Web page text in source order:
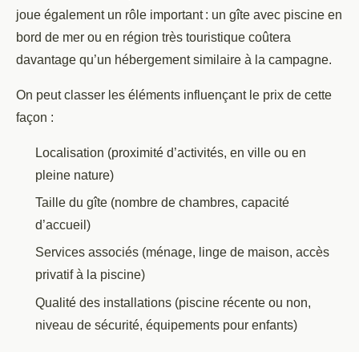
joue également un rôle important : un gîte avec piscine en
bord de mer ou en région très touristique coûtera
davantage qu’un hébergement similaire à la campagne.
On peut classer les éléments influençant le prix de cette
façon :
Localisation (proximité d’activités, en ville ou en
pleine nature)
Taille du gîte (nombre de chambres, capacité
d’accueil)
Services associés (ménage, linge de maison, accès
privatif à la piscine)
Qualité des installations (piscine récente ou non,
niveau de sécurité, équipements pour enfants)